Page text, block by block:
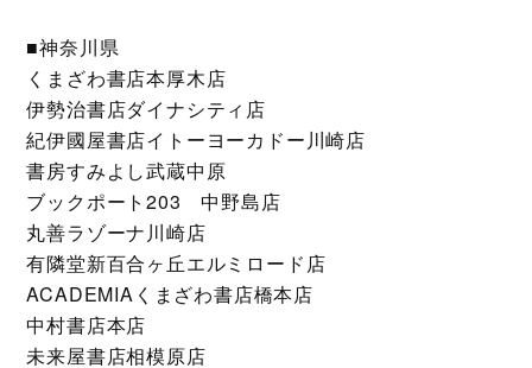
■神奈川県
くまざわ書店本厚木店
伊勢治書店ダイナシティ店
紀伊國屋書店イトーヨーカドー川崎店
書房すみよし武蔵中原
ブックポート203 中野島店
丸善ラゾーナ川崎店
有隣堂新百合ヶ丘エルミロード店
ACADEMIAくまざわ書店橋本店
中村書店本店
未来屋書店相模原店